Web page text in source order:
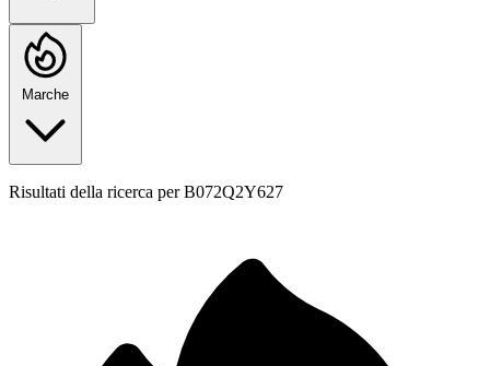
Marche
Risultati della ricerca perB072Q2Y627